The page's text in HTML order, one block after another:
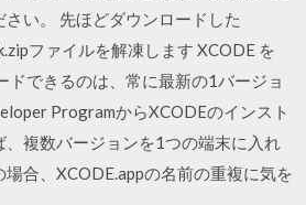
い。 先ほどダウンロードした
ファイルを解凍します XCODE を
ドできるのは、常に最新の1バージョ
ProgramからXCODEのインスト
、複数バージョンを1つの端末に入れ
合、XCODE.appの名前の重複に気を